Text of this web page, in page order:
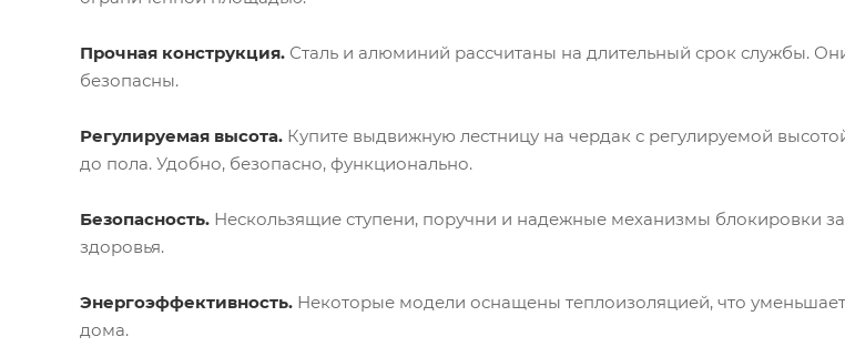
Прочная конструкция. Сталь и алюминий рассчитаны на длительный срок службы.
безопасны.
Регулируемая высота. Купите выдвижную лестницу на чердак с регулируемой
до пола. Удобно, безопасно, функционально.
Безопасность. Нескользящие ступени, поручни и надежные механизмы блокировки
здоровья.
Энергоэффективность. Некоторые модели оснащены теплоизоляцией, что
дома.